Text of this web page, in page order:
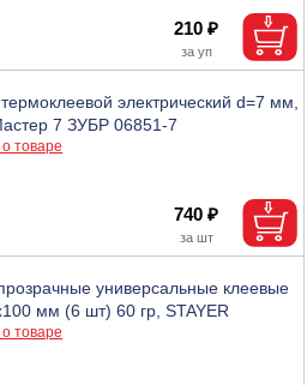
210 ₽
электрический d=7 мм,
7 ЗУБР 06851-7
товаре
740 ₽
универсальные клеевые
мм (6 шт) 60 гр, STAYER
товаре